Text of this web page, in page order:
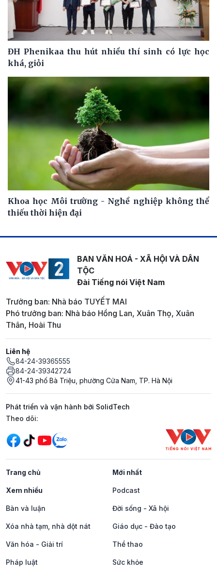
ĐH Phenikaa thu hút nhiều thí sinh có lực học
khá, giỏi
Khoa học Môi trường - Nghề nghiệp không thể
thiếu thời hiện đại
BAN VĂN HOÁ - XÃ HỘI VÀ DÂN
TỘC
Đài Tiếng nói Việt Nam
Trưởng ban: Nhà báo TUYẾT MAI
Phó trưởng ban: Nhà báo Hồng Lan, Xuân Thọ, Xuân
Thân, Hoài Thu
Liên hệ
84-24-39365555
84-24-39342724
41-43 phố Bà Triệu, phường Cửa Nam, TP. Hà Nội
Phát triển và vận hành bởi SolidTech
Mạng xã hội
Theo dõi:
Trang chủ Mới nhất
Xem nhiều Podcast
Bàn và luận Đời sống - Xã hội
Xóa nhà tạm, nhà dột nát Giáo dục - Đào tạo
Văn hóa - Giải trí Thể thao
Pháp luật Sức khỏe